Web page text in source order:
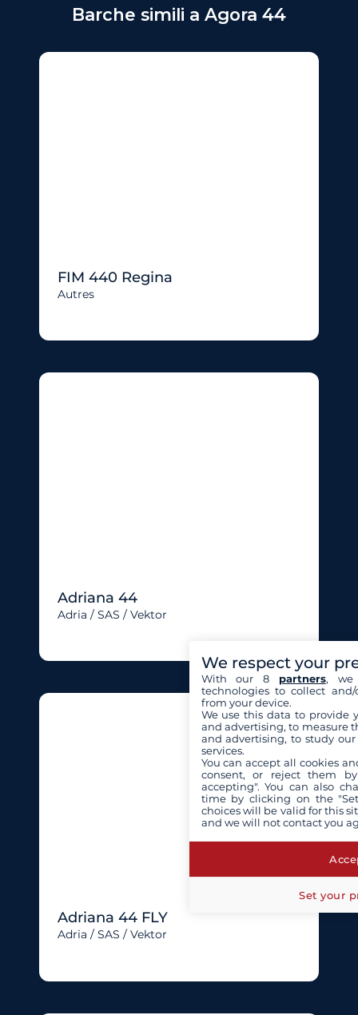
Barche simili a Agora 44
FIM 440 Regina
Autres
Adriana 44
Adria / SAS / Vektor
Adriana 44 FLY
Adria / SAS / Vektor
We respect your
With our 8 partners, we
technologies to collect
from your device.
We use this data to provide
and advertising, to measure
and advertising, to study
services.
You can accept all cookies
consent, or reject them
accepting". You can also
time by clicking on the
choices will be valid for this
and we will not contact you
Set your